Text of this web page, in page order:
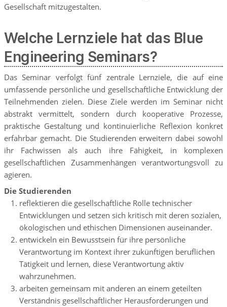
Gesellschaft mitzugestalten.
Welche Lernziele hat das Blue
Engineering Seminars?
Das Seminar verfolgt fünf zentrale Lernziele, die auf eine
umfassende persönliche und gesellschaftliche Entwicklung der
Teilnehmenden zielen. Diese Ziele werden im Seminar nicht
abstrakt vermittelt, sondern durch kooperative Prozesse,
praktische Gestaltung und kontinuierliche Reflexion konkret
erfahrbar gemacht. Die Studierenden erweitern dabei sowohl
ihr Fachwissen als auch ihre Fähigkeit, in komplexen
gesellschaftlichen Zusammenhängen verantwortungsvoll zu
agieren.
Die Studierenden
reflektieren die gesellschaftliche Rolle technischer
Entwicklungen und setzen sich kritisch mit deren sozialen,
ökologischen und ethischen Dimensionen auseinander.
entwickeln ein Bewusstsein für ihre persönliche
Verantwortung im Kontext ihrer zukünftigen beruflichen
Tätigkeit und lernen, diese Verantwortung aktiv
wahrzunehmen.
arbeiten gemeinsam mit anderen an einem geteilten
Verständnis gesellschaftlicher Herausforderungen und